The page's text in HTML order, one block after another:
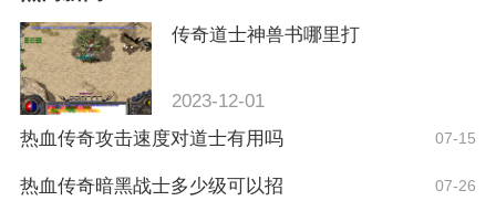
传奇道士神兽书哪里打
2023-12-01
热血传奇攻击速度对道士有用吗
07-15
热血传奇暗黑战士多少级可以招 07-26